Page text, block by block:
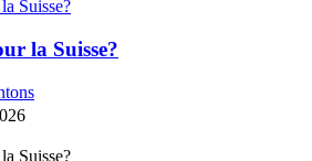
la Suisse?